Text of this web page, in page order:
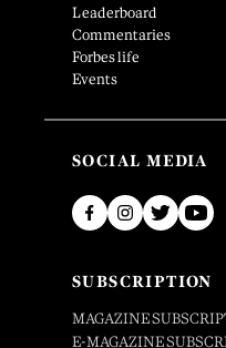
Leaderboard
Commentaries
Forbes life
Events
SOCIAL MEDIA
SUBSCRIPTION
MAGAZINE
E-MAGAZINE